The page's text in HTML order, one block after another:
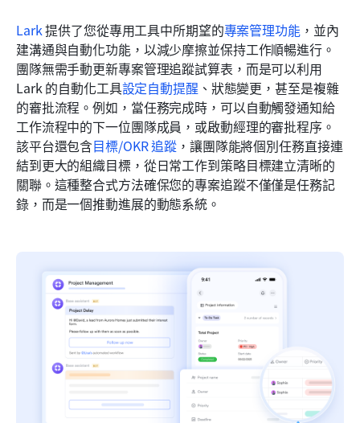
Lark 提供了您從專用工具中所期望的專案管理功能，並內
建溝通與自動化功能，以減少摩擦並保持工作順暢進行。
團隊無需手動更新專案管理追蹤試算表，而是可以利用
Lark 的自動化工具設定自動提醒 、狀態變更，甚至是複雜
的審批流程。例如，當任務完成時，可以自動觸發通知給
工作流程中的下一位團隊成員，或啟動經理的審批程序。
該平台還包含目標/OKR 追蹤 ，讓團隊能將個別任務直接連
結到更大的組織目標，從日常工作到策略目標建立清晰的
關聯。這種整合式方法確保您的專案追蹤不僅僅是任務記
錄，而是一個推動進展的動態系統。